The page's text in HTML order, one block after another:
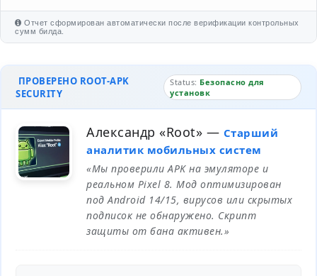
Отчет сформирован автоматически после верификации контрольных
сумм билда.
ПРОВЕРЕНО ROOT-APK
SECURITY
Status: Безопасно для
установк
Александр «Root» — Старший
аналитик мобильных систем
«Мы проверили APK на эмуляторе и
реальном Pixel 8. Мод оптимизирован
под Android 14/15, вирусов или скрытых
подписок не обнаружено. Скрипт
защиты от бана активен.»